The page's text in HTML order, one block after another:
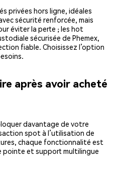
privées hors ligne, idéales
sécurité renforcée, mais
éviter la perte ; les hot
sécurisée de Phemex,
fiable. Choisissez l’option
après avoir acheté
davantage de votre
spot à l’utilisation de
chaque fonctionnalité est
pointe et support multilingue